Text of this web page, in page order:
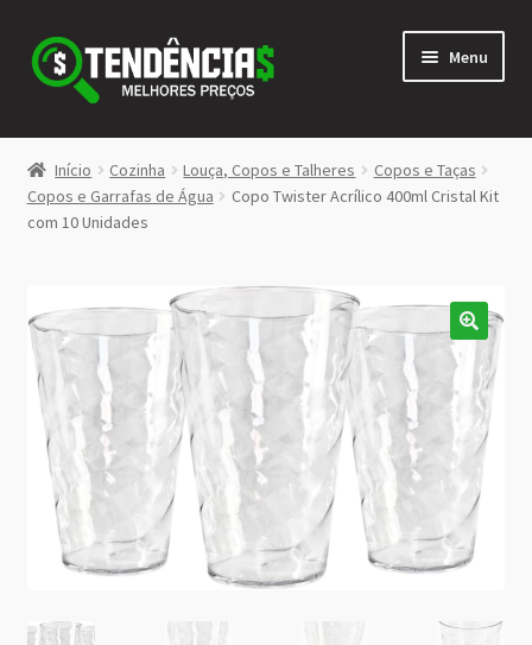
Pular
para
navegação
Pular
para
conteúdo
Menu
LOJA
<>
Início Cozinha Louça, Copos e Talheres
Copos e Taças
Copos e Garrafas de Água
Copo Twister Acrílico 400ml Cristal Kit
com 10 Unidades